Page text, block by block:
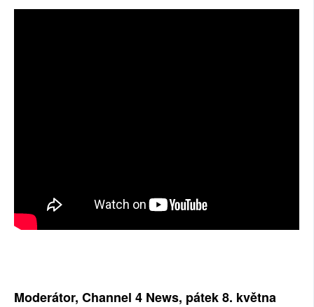
Moderátor, Channel 4 News, pátek 8. května